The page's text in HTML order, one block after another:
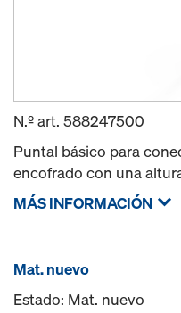
N.º art. 588247500
Puntal básico para
encofrado con una
MÁS INFORMACIÓN
Mat. nuevo
Estado: Mat. nuevo